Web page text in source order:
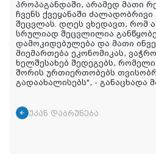
პროპაგანდაში, არამედ მათი
ჩვენს ქვეყანაში
შეცვლას. დღეს ვხედავთ, რომ
სრულიად შეცვლილია
დამოკიდებულება და მათი
მიემართება ეკონომიკას,
ხელშესახებ შედეგებს,
შორის ურთიერთობებს
გადაახალისებს", - განაცხადა
უკან დაბრუნება